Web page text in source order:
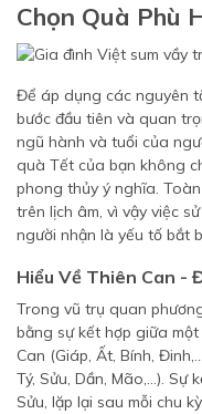
Chọn Quà Phù
Để áp dụng các nguyên
bước đầu tiên và quan
ngũ hành và tuổi của
quà Tết của bạn không
phong thủy ý nghĩa.
trên lịch âm, vì vậy việc
người nhận là yếu tố bắt
Hiểu Về Thiên Can -
Trong vũ trụ quan
bằng sự kết hợp giữa
Can (Giáp, Ất, Bính,
Tý, Sửu, Dần, Mão,…). Sự
Sửu, lặp lại sau mỗi chu